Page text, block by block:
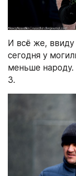
И всё же, ввиду
сегодня у
меньше народу.
3.